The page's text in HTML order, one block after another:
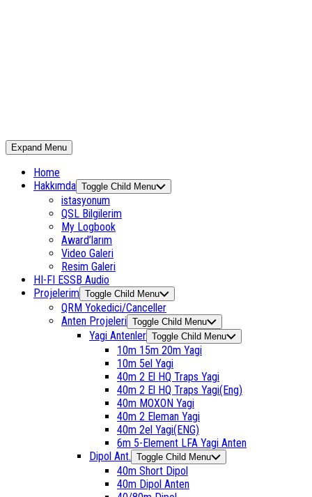
Expand Menu
Home
Hakkımda Toggle Child Menu
istasyonum
QSL Bilgilerim
My Logbook
Award’larım
Video Galeri
Resim Galeri
HI-FI ESSB Audio
Projelerim Toggle Child Menu
QRM Yokedici/Canceller
Anten Projeleri Toggle Child Menu
Yagi Antenler Toggle Child Menu
10m 15m 20m Yagi
10m 5el Yagi
40m 2 El HQ Traps Yagi
40m 2 El HQ Traps Yagi(Eng)
40m MOXON Yagi
40m 2 Eleman Yagi
40m 2el Yagi(ENG)
6m 5-Element LFA Yagi Anten
Dipol Ant. Toggle Child Menu
40m Short Dipol
40m Dipol Anten